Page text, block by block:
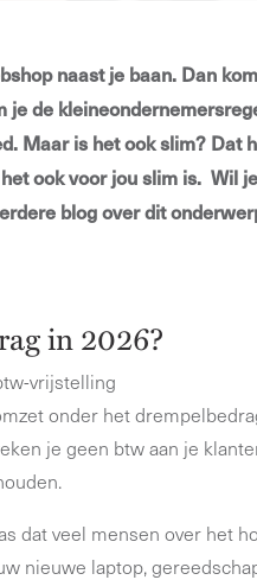
naast je baan. Dan
je de
Maar is het ook slim? Dat
ook voor jou slim is. Wil
blog over dit
in 2026?
vrijstelling
onder het
je geen btw aan je
dat veel mensen over het
nieuwe laptop,